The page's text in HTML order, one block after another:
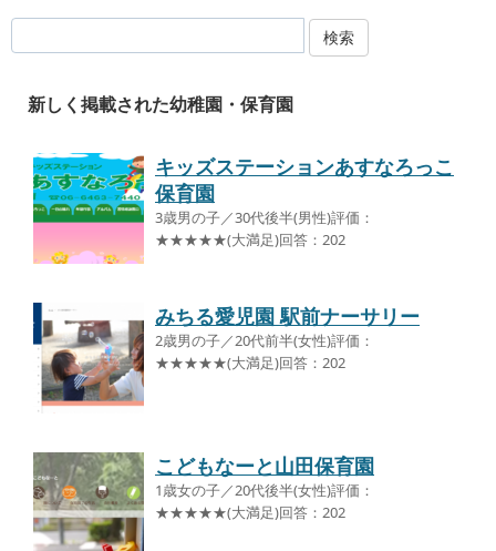
検索
新しく掲載された幼稚園・保育園
キッズステーションあすなろっこ
保育園
3歳男の子／30代後半(男性)評価：
★★★★★(大満足)回答：202
みちる愛児園 駅前ナーサリー
2歳男の子／20代前半(女性)評価：
★★★★★(大満足)回答：202
こどもなーと山田保育園
1歳女の子／20代後半(女性)評価：
★★★★★(大満足)回答：202